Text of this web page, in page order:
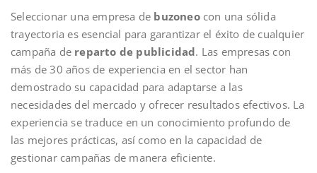
Seleccionar una empresa de buzoneocon una sólida
trayectoria es esencial para garantizar el éxito de cualquier
campaña de reparto de publicidad. Las empresas con
más de 30 años de experiencia en el sector han
demostrado su capacidad para adaptarse a las
necesidades del mercado y ofrecer resultados efectivos. La
experiencia se traduce en un conocimiento profundo de
las mejores prácticas, así como en la capacidad de
gestionar campañas de manera eficiente.